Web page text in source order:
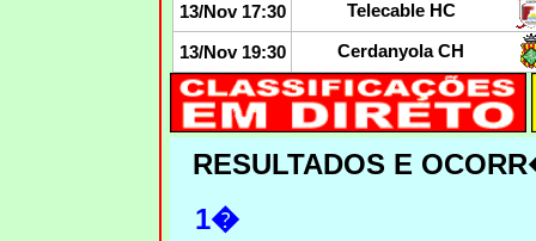
13/Nov 17:30 Telecable HC
13/Nov 19:30 Cerdanyola CH
RESULTADOS E
1�